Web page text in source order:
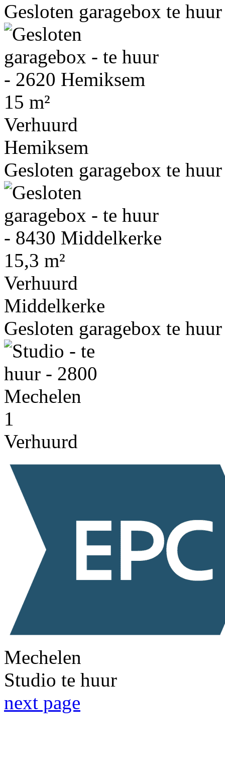
Gesloten garagebox te huur
15 m²
Verhuurd
Hemiksem
Gesloten garagebox te huur
15,3 m²
Verhuurd
Middelkerke
Gesloten garagebox te huur
1
Verhuurd
Mechelen
Studio te huur
next page